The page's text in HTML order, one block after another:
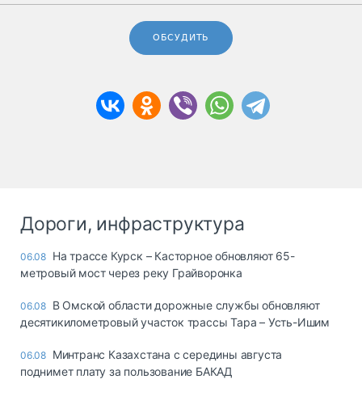
ОБСУДИТЬ
Дороги, инфраструктура
06.08 На трассе Курск – Касторное обновляют 65-
метровый мост через реку Грайворонка
06.08 В Омской области дорожные службы обновляют
десятикилометровый участок трассы Тара – Усть-Ишим
06.08 Минтранс Казахстана с середины августа
поднимет плату за пользование БАКАД